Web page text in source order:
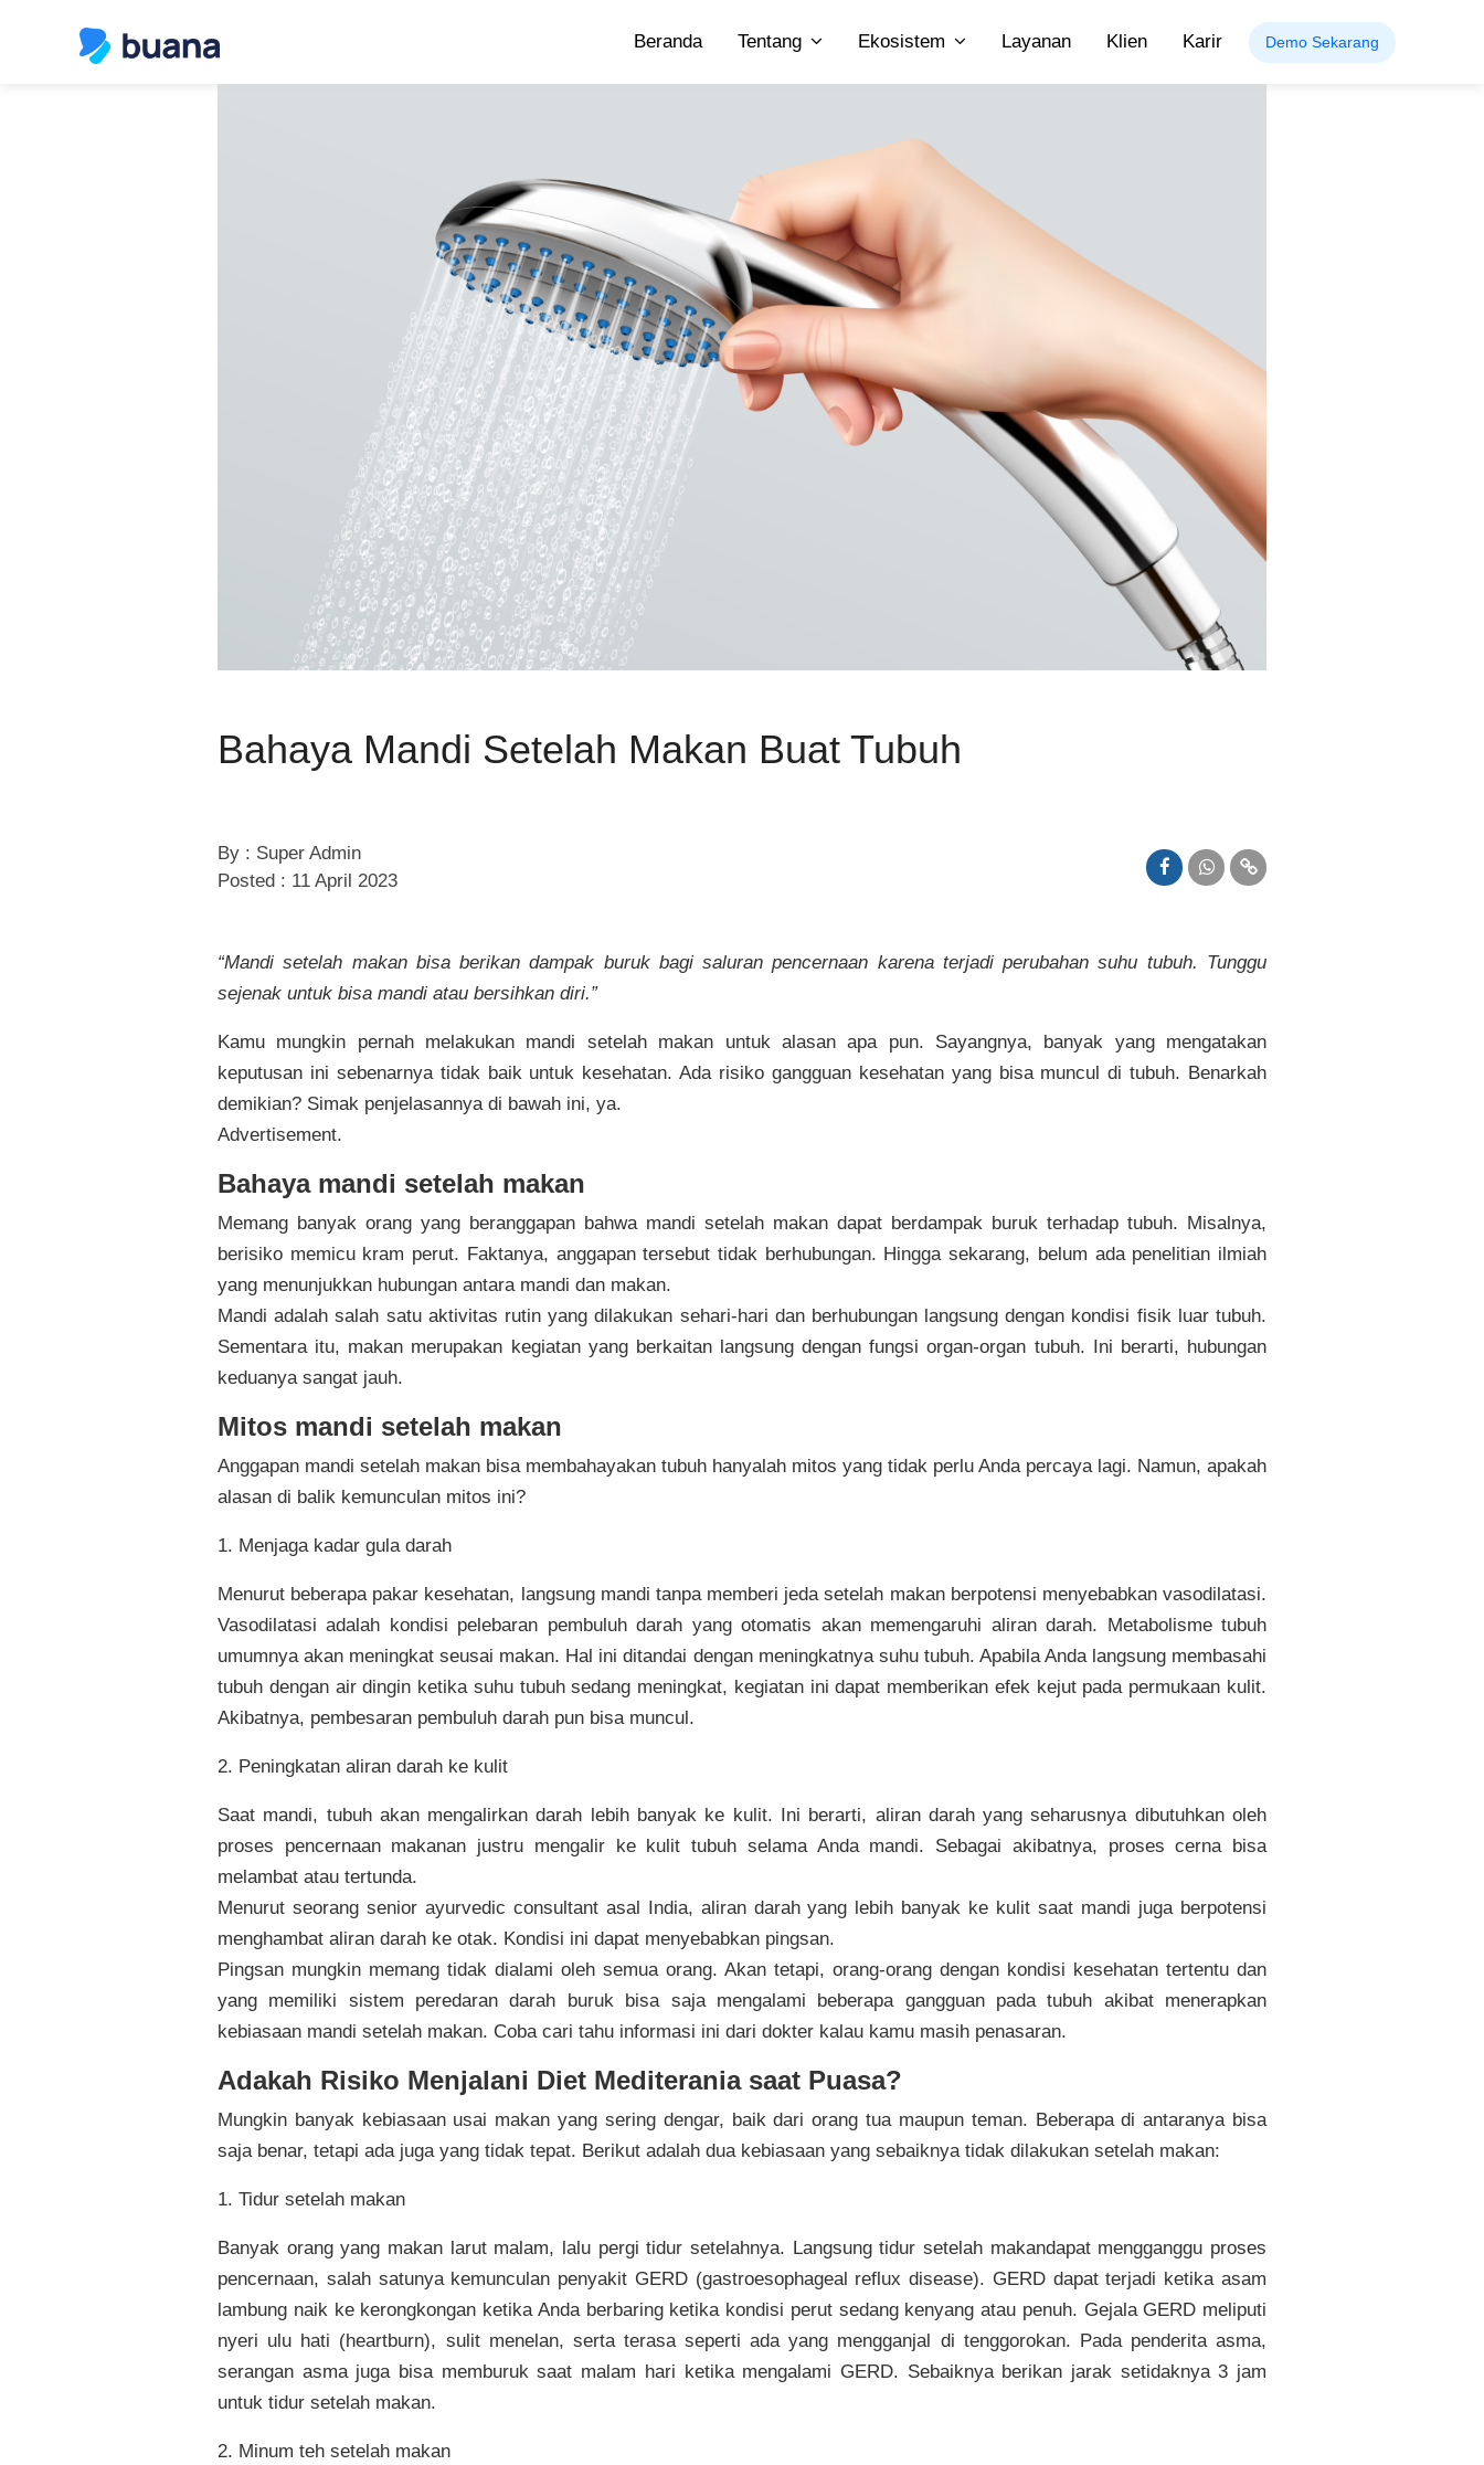
Beranda Tentang Ekosistem Layanan Klien Karir Demo Sekarang
Bahaya Mandi Setelah Makan Buat Tubuh
By : Super Admin
Posted : 11 April 2023
“Mandi setelah makan bisa berikan dampak buruk bagi saluran pencernaan karena terjadi perubahan suhu tubuh. Tunggu
sejenak untuk bisa mandi atau bersihkan diri.”
Kamu mungkin pernah melakukan mandi setelah makan untuk alasan apa pun. Sayangnya, banyak yang mengatakan
keputusan ini sebenarnya tidak baik untuk kesehatan. Ada risiko gangguan kesehatan yang bisa muncul di tubuh. Benarkah
demikian? Simak penjelasannya di bawah ini, ya.
Advertisement.
Bahaya mandi setelah makan
Memang banyak orang yang beranggapan bahwa mandi setelah makan dapat berdampak buruk terhadap tubuh. Misalnya,
berisiko memicu kram perut. Faktanya, anggapan tersebut tidak berhubungan. Hingga sekarang, belum ada penelitian ilmiah
yang menunjukkan hubungan antara mandi dan makan.
Mandi adalah salah satu aktivitas rutin yang dilakukan sehari-hari dan berhubungan langsung dengan kondisi fisik luar tubuh.
Sementara itu, makan merupakan kegiatan yang berkaitan langsung dengan fungsi organ-organ tubuh. Ini berarti, hubungan
keduanya sangat jauh.
Mitos mandi setelah makan
Anggapan mandi setelah makan bisa membahayakan tubuh hanyalah mitos yang tidak perlu Anda percaya lagi. Namun, apakah
alasan di balik kemunculan mitos ini?
1. Menjaga kadar gula darah
Menurut beberapa pakar kesehatan, langsung mandi tanpa memberi jeda setelah makan berpotensi menyebabkan vasodilatasi.
Vasodilatasi adalah kondisi pelebaran pembuluh darah yang otomatis akan memengaruhi aliran darah. Metabolisme tubuh
umumnya akan meningkat seusai makan. Hal ini ditandai dengan meningkatnya suhu tubuh. Apabila Anda langsung membasahi
tubuh dengan air dingin ketika suhu tubuh sedang meningkat, kegiatan ini dapat memberikan efek kejut pada permukaan kulit.
Akibatnya, pembesaran pembuluh darah pun bisa muncul.
2. Peningkatan aliran darah ke kulit
Saat mandi, tubuh akan mengalirkan darah lebih banyak ke kulit. Ini berarti, aliran darah yang seharusnya dibutuhkan oleh
proses pencernaan makanan justru mengalir ke kulit tubuh selama Anda mandi. Sebagai akibatnya, proses cerna bisa
melambat atau tertunda.
Menurut seorang senior ayurvedic consultant asal India, aliran darah yang lebih banyak ke kulit saat mandi juga berpotensi
menghambat aliran darah ke otak. Kondisi ini dapat menyebabkan pingsan.
Pingsan mungkin memang tidak dialami oleh semua orang. Akan tetapi, orang-orang dengan kondisi kesehatan tertentu dan
yang memiliki sistem peredaran darah buruk bisa saja mengalami beberapa gangguan pada tubuh akibat menerapkan
kebiasaan mandi setelah makan. Coba cari tahu informasi ini dari dokter kalau kamu masih penasaran.
Adakah Risiko Menjalani Diet Mediterania saat Puasa?
Mungkin banyak kebiasaan usai makan yang sering dengar, baik dari orang tua maupun teman. Beberapa di antaranya bisa
saja benar, tetapi ada juga yang tidak tepat. Berikut adalah dua kebiasaan yang sebaiknya tidak dilakukan setelah makan:
1. Tidur setelah makan
Banyak orang yang makan larut malam, lalu pergi tidur setelahnya. Langsung tidur setelah makandapat mengganggu proses
pencernaan, salah satunya kemunculan penyakit GERD (gastroesophageal reflux disease). GERD dapat terjadi ketika asam
lambung naik ke kerongkongan ketika Anda berbaring ketika kondisi perut sedang kenyang atau penuh. Gejala GERD meliputi
nyeri ulu hati (heartburn), sulit menelan, serta terasa seperti ada yang mengganjal di tenggorokan. Pada penderita asma,
serangan asma juga bisa memburuk saat malam hari ketika mengalami GERD. Sebaiknya berikan jarak setidaknya 3 jam
untuk tidur setelah makan.
2. Minum teh setelah makan